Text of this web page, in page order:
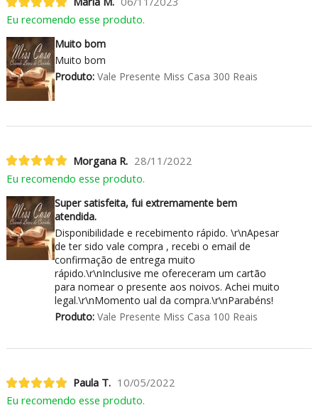
Eu recomendo esse produto.
Muito bom
Muito bom
Produto:Vale Presente Miss Casa 300 Reais
Morgana R. 28/11/2022
Eu recomendo esse produto.
Super satisfeita, fui extremamente bem
atendida.
Disponibilidade e recebimento rápido. \r\nApesar
de ter sido vale compra , recebi o email de
confirmação de entrega muito
rápido.\r\nInclusive me ofereceram um cartão
para nomear o presente aos noivos. Achei muito
legal.\r\nMomento ual da compra.\r\nParabéns!
Produto:Vale Presente Miss Casa 100 Reais
Paula T. 10/05/2022
Eu recomendo esse produto.